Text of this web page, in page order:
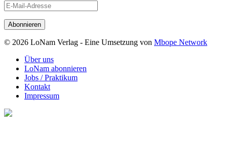
E-
Mail-
Adresse
© 2026 LoNam Verlag - Eine Umsetzung von Mbope Network
Über uns
LoNam abonnieren
Jobs / Praktikum
Kontakt
Impressum